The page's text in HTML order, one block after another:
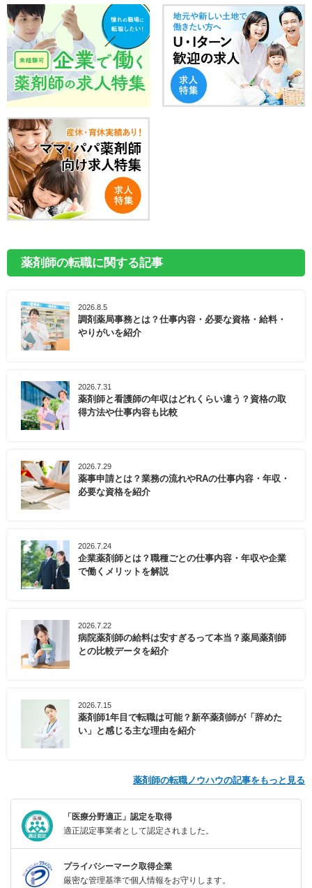
薬剤師の転職に関する記事
2026.8.5
調剤薬局事務とは？仕事内容・必要な資格・給料・
やりがいを紹介
2026.7.31
薬剤師と看護師の年収はどれくらい違う？資格の取
得方法や仕事内容も比較
2026.7.29
薬事申請とは？業務の流れやRAの仕事内容・年収・
必要な資格を紹介
2026.7.24
企業薬剤師とは？職種ごとの仕事内容・年収や企業
で働くメリットを解説
2026.7.22
病院薬剤師の給料は安すぎるって本当？薬局薬剤師
との比較データを紹介
2026.7.15
薬剤師1年目で転職は可能？新卒薬剤師が「辞めた
い」と感じる主な理由を紹介
薬剤師の転職ノウハウの記事をもっと見る
「医療分野適正」認定を取得
適正認定事業者として認定されました。
プライバシーマーク取得企業
厳密な管理基準で個人情報をお守りします。